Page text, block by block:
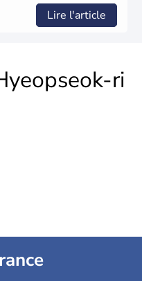
Lire l'article
ri